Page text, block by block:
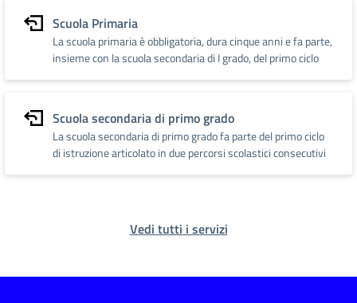
Scuola Primaria
La scuola primaria è obbligatoria, dura cinque anni e fa parte,
insieme con la scuola secondaria di I grado, del primo ciclo
Scuola secondaria di primo grado
La scuola secondaria di primo grado fa parte del primo ciclo
di istruzione articolato in due percorsi scolastici consecutivi
Vedi tutti i servizi